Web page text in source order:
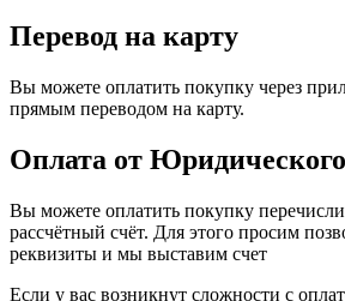
Перевод на карту
Вы можете оплатить покупку через
прямым переводом на карту.
Оплата от
Вы можете оплатить покупку
рассчётный счёт. Для этого просим
реквизиты и мы выставим счет
Если у вас возникнут сложности с